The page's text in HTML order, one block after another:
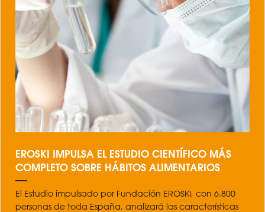
EROSKI IMPULSA EL ESTUDIO CIENTÍFICO MÁS
COMPLETO SOBRE HÁBITOS ALIMENTARIOS
El Estudio impulsado por Fundación EROSKI, con 6.800
personas de toda España, analizará las características